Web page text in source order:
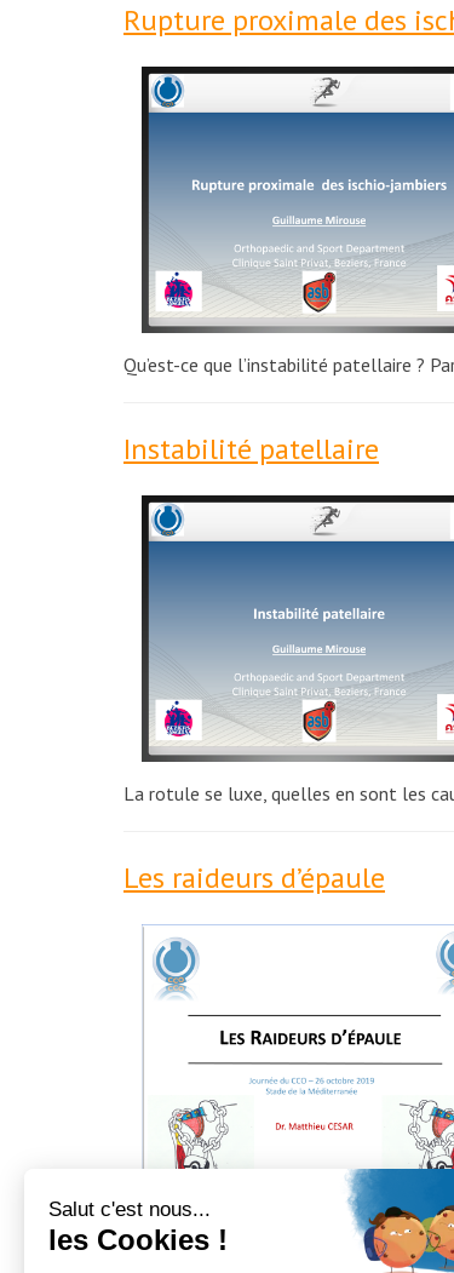
Rupture proximale des
Qu’est-ce que l’instabilité patellaire ?
Instabilité patellaire
La rotule se luxe, quelles en sont les
Les raideurs d’épaule
Douleurs à l’épaule ? Par Dr. Matthieu